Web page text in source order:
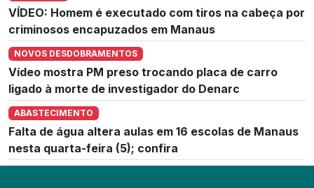
VÍDEO: Homem é executado com tiros na cabeça por
criminosos encapuzados em Manaus
NOVOS DESDOBRAMENTOS
Vídeo mostra PM preso trocando placa de carro
ligado à morte de investigador do Denarc
ABASTECIMENTO
Falta de água altera aulas em 16 escolas de Manaus
nesta quarta-feira (5); confira